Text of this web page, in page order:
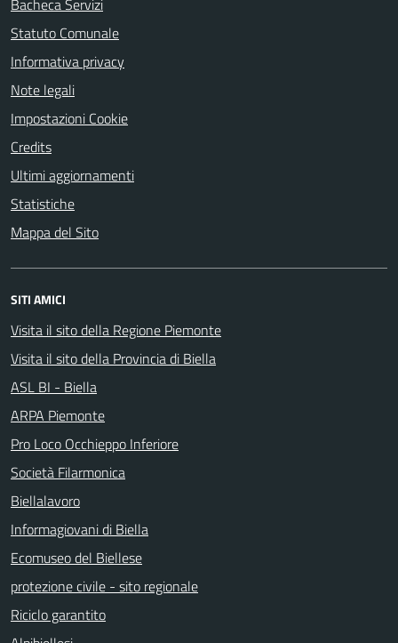
Bacheca Servizi
Statuto Comunale
Informativa privacy
Note legali
Impostazioni Cookie
Credits
Ultimi aggiornamenti
Statistiche
Mappa del Sito
SITI AMICI
Visita il sito della Regione Piemonte
Visita il sito della Provincia di Biella
ASL BI - Biella
ARPA Piemonte
Pro Loco Occhieppo Inferiore
Società Filarmonica
Biellalavoro
Informagiovani di Biella
Ecomuseo del Biellese
protezione civile - sito regionale
Riciclo garantito